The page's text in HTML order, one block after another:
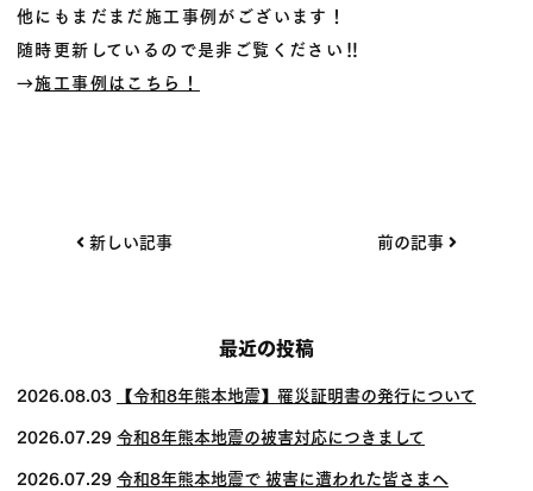
他にもまだまだ施工事例がございます！
随時更新しているので是非ご覧ください‼
→施工事例はこちら！
投
ゲー
ショ
ン
前の記事
新しい記事
最近の投稿
2026.08.03 【令和8年熊本地震】罹災証明書の発行について
2026.07.29令和8年熊本地震の被害対応につきまして
2026.07.29令和8年熊本地震で 被害に遭われた皆さまへ